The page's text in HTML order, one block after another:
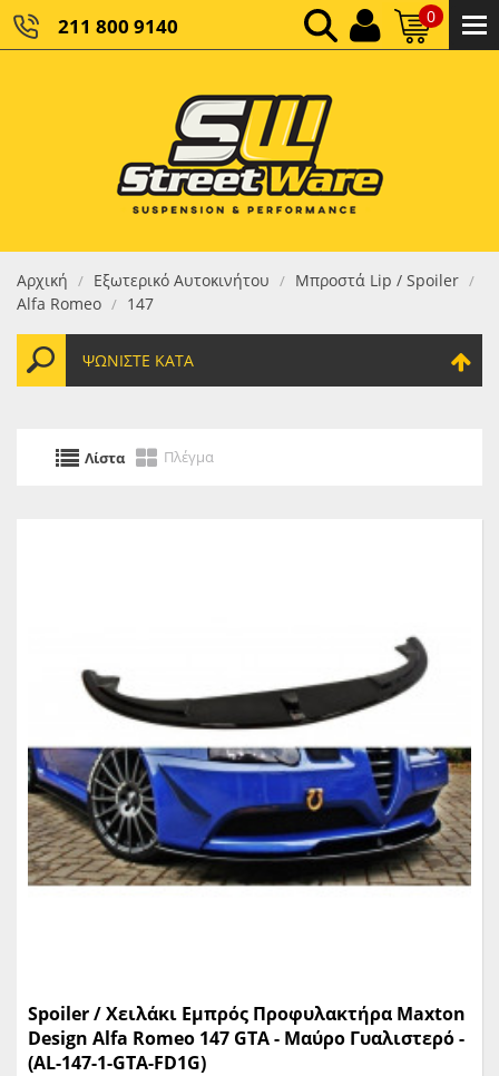
211 800 9140 0
ΚΑΘΑΡΌ ΣΎΝΟΛΟ:
ΤΕΛΙΚΌ ΣΎΝΟΛΟ:0,00 €
Αρχική / Εξωτερικό Αυτοκινήτου / Μπροστά Lip / Spoiler /
Alfa Romeo / 147
ΨΩΝΊΣΤΕ ΚΑΤΆ
Λίστα Πλέγμα
Spoiler / Χειλάκι Εμπρός Προφυλακτήρα Maxton
Design Alfa Romeo 147 GTA - Μαύρο Γυαλιστερό -
(AL-147-1-GTA-FD1G)